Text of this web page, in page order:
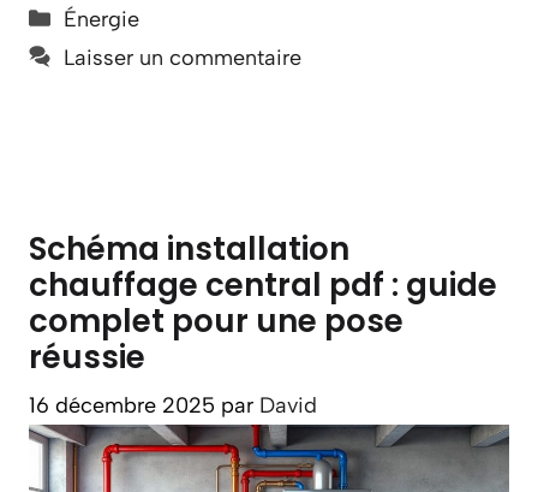
Catégories
Énergie
Laisser un commentaire
Schéma installation
chauffage central pdf : guide
complet pour une pose
réussie
16 décembre 2025 par David